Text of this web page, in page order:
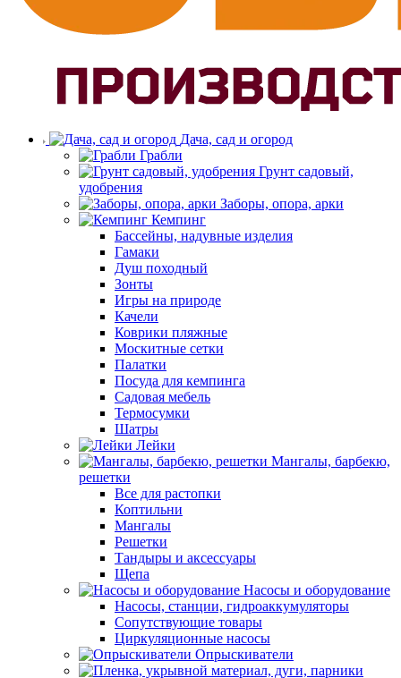
Дача, сад и огород
Грабли
Грунт садовый,
удобрения
Заборы, опора, арки
Кемпинг
Бассейны, надувные изделия
Гамаки
Душ походный
Зонты
Игры на природе
Качели
Коврики пляжные
Москитные сетки
Палатки
Посуда для кемпинга
Садовая мебель
Термосумки
Шатры
Лейки
Мангалы, барбекю,
решетки
Все для растопки
Коптильни
Мангалы
Решетки
Тандыры и аксессуары
Щепа
Насосы и оборудование
Насосы, станции, гидроаккумуляторы
Сопутствующие товары
Циркуляционные насосы
Опрыскиватели